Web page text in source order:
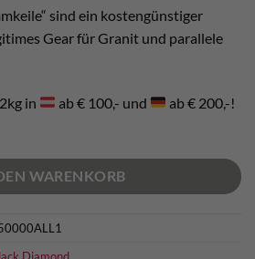
sind ein kostengünstiger
Gear für Granit und parallele
in ab € 100,- und ab € 200,-!
WARENKORB